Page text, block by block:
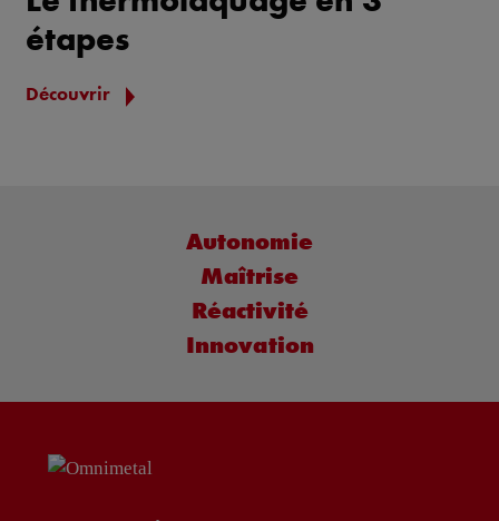
étapes
Découvrir
Autonomie
Maîtrise
Réactivité
Innovation